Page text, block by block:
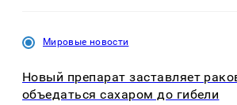
Мировые новости
Новый препарат заставляет
объедаться сахаром до гибели